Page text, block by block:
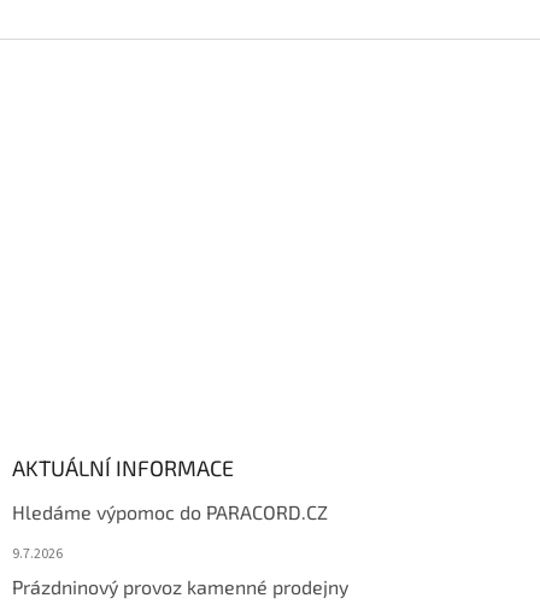
AKTUÁLNÍ INFORMACE
Hledáme výpomoc do PARACORD.CZ
9.7.2026
Prázdninový provoz kamenné prodejny